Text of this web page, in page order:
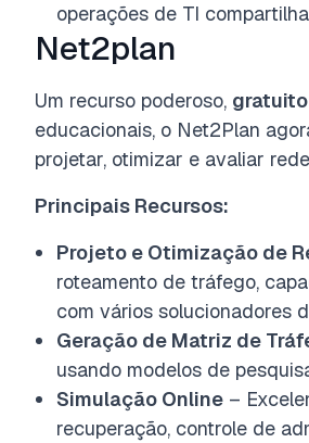
operações de TI
Net2plan
Um recurso poderoso,
educacionais, o Net2Plan
projetar, otimizar e avaliar
Principais Recursos:
Projeto e Otimização de
roteamento de tráfego,
com vários solucionadores
Geração de Matriz de
usando modelos de
Simulação Online –
recuperação, controle de